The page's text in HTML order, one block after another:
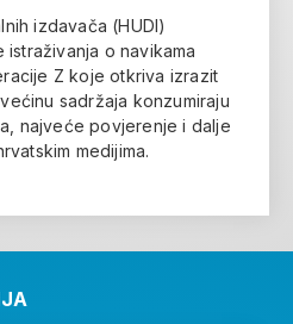
izdavača (HUDI)
o navikama
Z koje otkriva izrazit
sadržaja konzumiraju
najveće povjerenje i dalje
medijima.